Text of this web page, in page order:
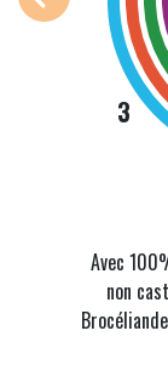
3
Avec
non